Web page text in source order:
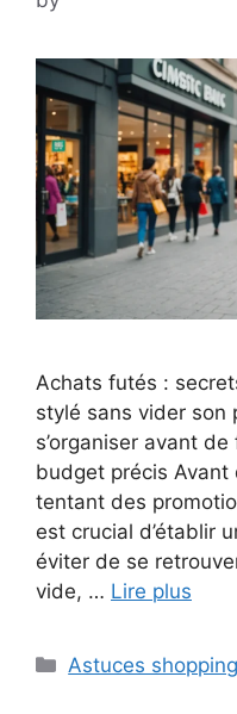
Achats futés :
stylé sans vider son
s’organiser avant
budget précis Avant
tentant des
est crucial d’établir
éviter de se
vide, … Lire plus
Categories
Astuces shopping